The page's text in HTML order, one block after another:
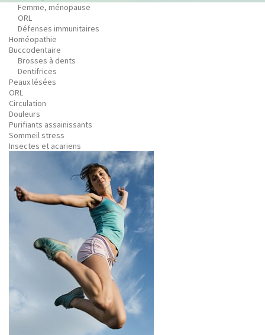
Femme, ménopause
ORL
Défenses immunitaires
Homéopathie
Buccodentaire
Brosses à dents
Dentifrices
Peaux lésées
ORL
Circulation
Douleurs
Purifiants assainissants
Sommeil stress
Insectes et acariens